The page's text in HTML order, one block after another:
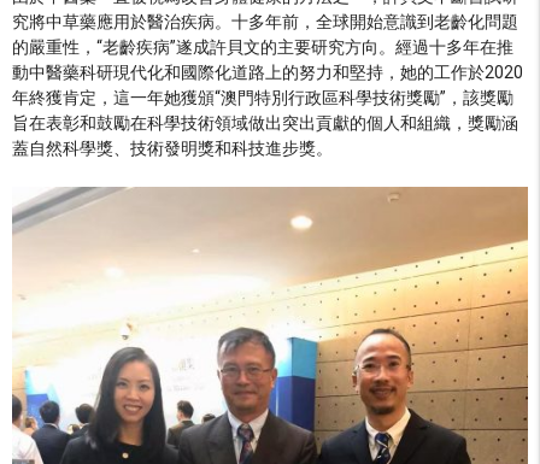
究將中草藥應用於醫治疾病。十多年前，全球開始意識到老齡化問題
的嚴重性，“老齡疾病”遂成許貝文的主要研究方向。經過十多年在推
動中醫藥科研現代化和國際化道路上的努力和堅持，她的工作於2020
年終獲肯定，這一年她獲頒“澳門特別行政區科學技術獎勵”，該獎勵
旨在表彰和鼓勵在科學技術領域做出突出貢獻的個人和組織，獎勵涵
蓋自然科學獎、技術發明獎和科技進步獎。